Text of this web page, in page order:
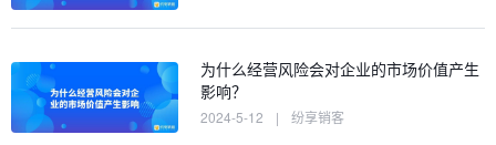
为什么经营风险会对企业的市场价值产生
影响？
2024-5-12 | 纷享销客